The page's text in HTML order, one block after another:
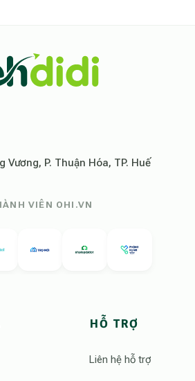
Vương, P. Thuận Hóa, TP. Huế
VIÊN OHI.VN
HỖ TRỢ
Liên hệ hỗ trợ